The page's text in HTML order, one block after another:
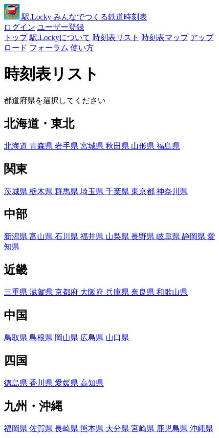
駅.Locky みんなでつくる鉄道時刻表
ログイン ユーザー登録
トップ 駅.Lockyについて 時刻表リスト 時刻表マップ アップ
ロード フォーラム 使い方
時刻表リスト
都道府県を選択してください
北海道・東北
北海道 青森県 岩手県 宮城県 秋田県 山形県 福島県
関東
茨城県 栃木県 群馬県 埼玉県 千葉県 東京都 神奈川県
中部
新潟県 富山県 石川県 福井県 山梨県 長野県 岐阜県 静岡県 愛
知県
近畿
三重県 滋賀県 京都府 大阪府 兵庫県 奈良県 和歌山県
中国
鳥取県 島根県 岡山県 広島県 山口県
四国
徳島県 香川県 愛媛県 高知県
九州・沖縄
福岡県 佐賀県 長崎県 熊本県 大分県 宮崎県 鹿児島県 沖縄県